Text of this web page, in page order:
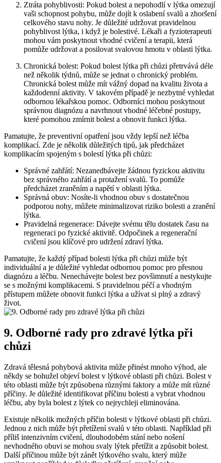
Ztráta pohyblivosti: Pokud bolest a nepohodlí v lýtka omezují
vaši schopnost pohybu, může dojít k oslabení svalů a zhoršení
celkového stavu nohy. Je důležité udržovat pravidelnou
pohyblivost lýtka, i když je bolestivé. Lékaři a fyzioterapeuti
mohou vám poskytnout vhodné cvičení a terapii, která
pomůže udržovat a posilovat svalovou hmotu v oblasti lýtka.
Chronická bolest: Pokud bolest lýtka při chůzi přetrvává déle
než několik týdnů, může se jednat o chronický problém.
Chronická bolest může mít vážný dopad na kvalitu života a
každodenní aktivity. V takovém případě je nezbytné vyhledat
odbornou lékařskou pomoc. Odborníci mohou poskytnout
správnou diagnózu a navrhnout vhodné léčebné postupy,
které pomohou zmírnit bolest a obnovit funkci lýtka.
Pamatujte, že preventivní opatření jsou vždy lepší než léčba
komplikací. Zde je několik důležitých tipů, jak předcházet
komplikacím spojeným s bolestí lýtka při chůzi:
Správné zahřátí: Nezanedbávejte žádnou fyzickou aktivitu
bez správného zahřátí a protažení svalů. To pomůže
předcházet zraněním a napětí v oblasti lýtka.
Správná obuv: Nosíte-li vhodnou obuv s dostatečnou
podporou nohy, můžete minimalizovat riziko bolesti a zranění
lýtka.
Pravidelná regenerace: Dávejte svému tělu dostatek času na
regeneraci po fyzické aktivitě. Odpočinek a regenerační
cvičení jsou klíčové pro udržení zdraví lýtka.
Pamatujte, že každý případ bolesti lýtka při chůzi může být
individuální a je důležité vyhledat odbornou pomoc pro přesnou
diagnózu a léčbu. Nenechávejte bolest bez povšimnutí a nestykujte
se s možnými komplikacemi. S pravidelnou péčí a vhodným
přístupem můžete obnovit funkci lýtka a užívat si plný a zdravý
život.
9. Odborné rady pro zdravé lýtka při
chůzi
Zdravá tělesná pohybová aktivita může přinést mnoho výhod, ale
někdy se bohužel objeví bolest v lýtkové oblasti při chůzi. Bolest v
této oblasti může být způsobena různými faktory a může mít různé
příčiny. Je důležité identifikovat příčinu bolesti a vybrat vhodnou
léčbu, aby byla bolest z lýtek co nejrychleji eliminována.
Existuje několik možných příčin bolesti v lýtkové oblasti při chůzi.
Jednou z nich může být přetížení svalů v této oblasti. Například při
příliš intenzivním cvičení, dlouhodobém stání nebo nošení
nevhodného obuvi se mohou svaly lýtek přetížit a způsobit bolest.
Další příčinou může být zánět lýtkového svalu, který může